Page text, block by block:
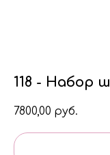
118 - Набор
7800,00 руб.